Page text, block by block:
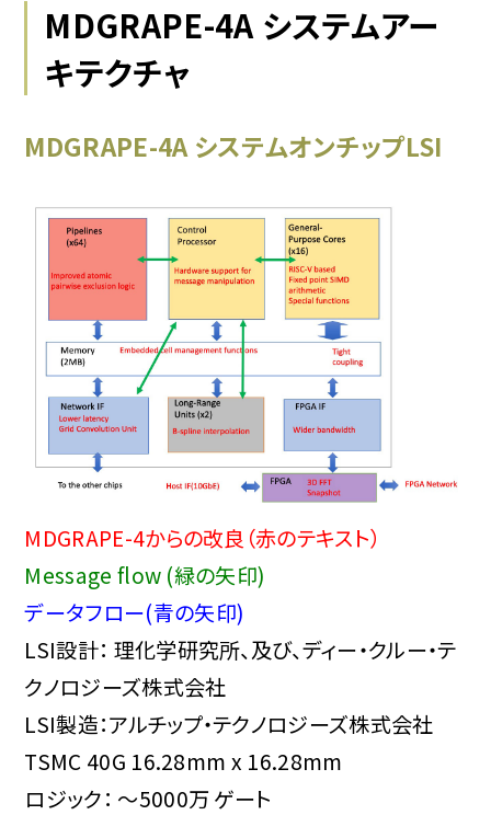
MDGRAPE-4A システムアー
キテクチャ
MDGRAPE-4A システムオンチップLSI
MDGRAPE-4からの改良（赤のテキスト）
Message flow (緑の矢印)
データフロー(青の矢印)
LSI設計： 理化学研究所、及び、ディー・クルー・テ
クノロジーズ株式会社
LSI製造：アルチップ・テクノロジーズ株式会社
TSMC 40G 16.28mm x 16.28mm
ロジック： ～5000万 ゲート